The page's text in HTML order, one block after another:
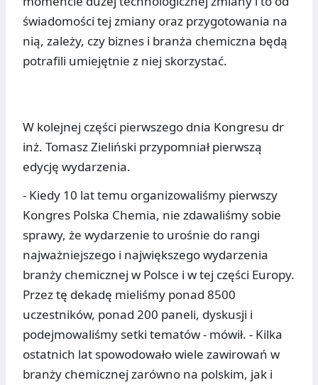
świadomości tej zmiany oraz przygotowania na
nią, zależy, czy biznes i branża chemiczna będą
potrafili umiejętnie z niej skorzystać.
W kolejnej części pierwszego dnia Kongresu dr
inż. Tomasz Zieliński przypomniał pierwszą
edycję wydarzenia.
- Kiedy 10 lat temu organizowaliśmy pierwszy
Kongres Polska Chemia, nie zdawaliśmy sobie
sprawy, że wydarzenie to urośnie do rangi
najważniejszego i największego wydarzenia
branży chemicznej w Polsce i w tej części Europy.
Przez tę dekadę mieliśmy ponad 8500
uczestników, ponad 200 paneli, dyskusji i
podejmowaliśmy setki tematów - mówił. - Kilka
ostatnich lat spowodowało wiele zawirowań w
branży chemicznej zarówno na polskim, jak i